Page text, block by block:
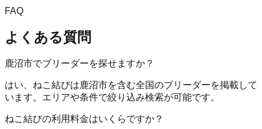
FAQ
よくある質問
鹿沼市でブリーダーを探せますか？
はい、ねこ結びは鹿沼市を含む全国のブリーダーを掲載して
います。エリアや条件で絞り込み検索が可能です。
ねこ結びの利用料金はいくらですか？